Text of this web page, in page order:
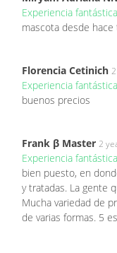
Experiencia
mascota desde
Florencia Cetinich
Experiencia
buenos precios
Frank β Master 2
Experiencia
bien puesto, en
y tratadas. La gente
Mucha variedad de
de varias formas. 5